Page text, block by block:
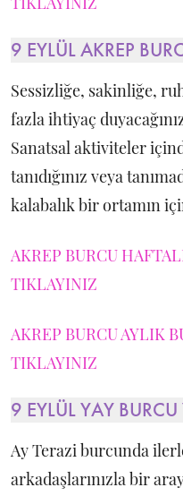
9 EYLÜL AKREP
Sessizliğe, sakinliğe,
fazla ihtiyaç
Sanatsal aktiviteler
tanıdığınız veya
kalabalık bir ortamın
AKREP BURCU
TIKLAYINIZ
AKREP BURCU AYLIK
TIKLAYINIZ
9 EYLÜL YAY
Ay Terazi burcunda
arkadaşlarınızla bir